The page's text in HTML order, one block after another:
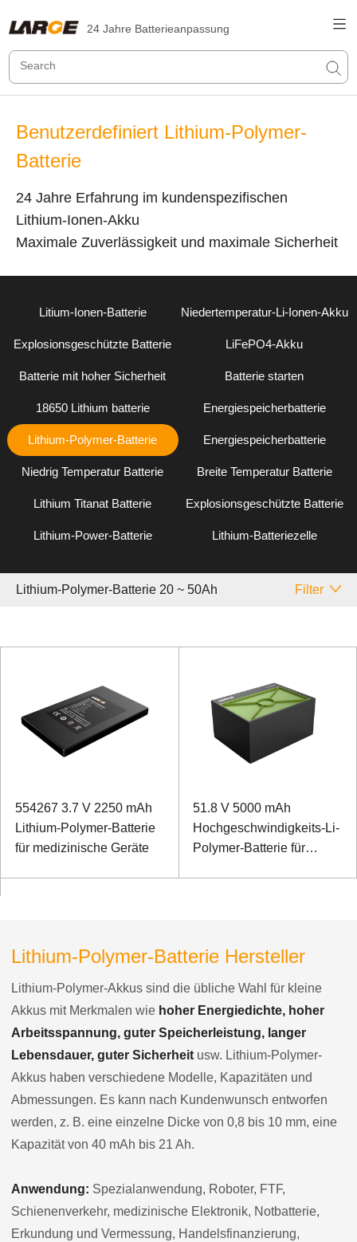
24 Jahre Batterieanpassung
Benutzerdefiniert Lithium-Polymer-
Batterie
24 Jahre Erfahrung im kundenspezifischen
Lithium-Ionen-Akku
Maximale Zuverlässigkeit und maximale Sicherheit
Litium-Ionen-Batterie Niedertemperatur-Li-Ionen-Akku
Explosionsgeschützte Batterie LiFePO4-Akku
Batterie mit hoher Sicherheit Batterie starten
18650 Lithium batterie Energiespeicherbatterie
Lithium-Polymer-Batterie Energiespeicherbatterie
Niedrig Temperatur Batterie Breite Temperatur Batterie
Lithium Titanat Batterie Explosionsgeschützte Batterie
Lithium-Power-Batterie Lithium-Batteriezelle
Lithium-Polymer-Batterie 20 ~ 50Ah Filter
554267 3.7 V 2250 mAh
Lithium-Polymer-Batterie
für medizinische Geräte
51.8 V 5000 mAh
Hochgeschwindigkeits-Li-
Polymer-Batterie für
Lithium-Polymer-Batterie Hersteller
Lithium-Polymer-Akkus sind die übliche Wahl für kleine
Akkus mit Merkmalen wie hoher Energiedichte, hoher
Arbeitsspannung, guter Speicherleistung, langer
Lebensdauer, guter Sicherheit usw. Lithium-Polymer-
Akkus haben verschiedene Modelle, Kapazitäten und
Abmessungen. Es kann nach Kundenwunsch entworfen
werden, z. B. eine einzelne Dicke von 0,8 bis 10 mm, eine
Kapazität von 40 mAh bis 21 Ah.
Anwendung: Spezialanwendung, Roboter, FTF,
Schienenverkehr, medizinische Elektronik, Notbatterie,
Erkundung und Vermessung, Handelsfinanzierung,